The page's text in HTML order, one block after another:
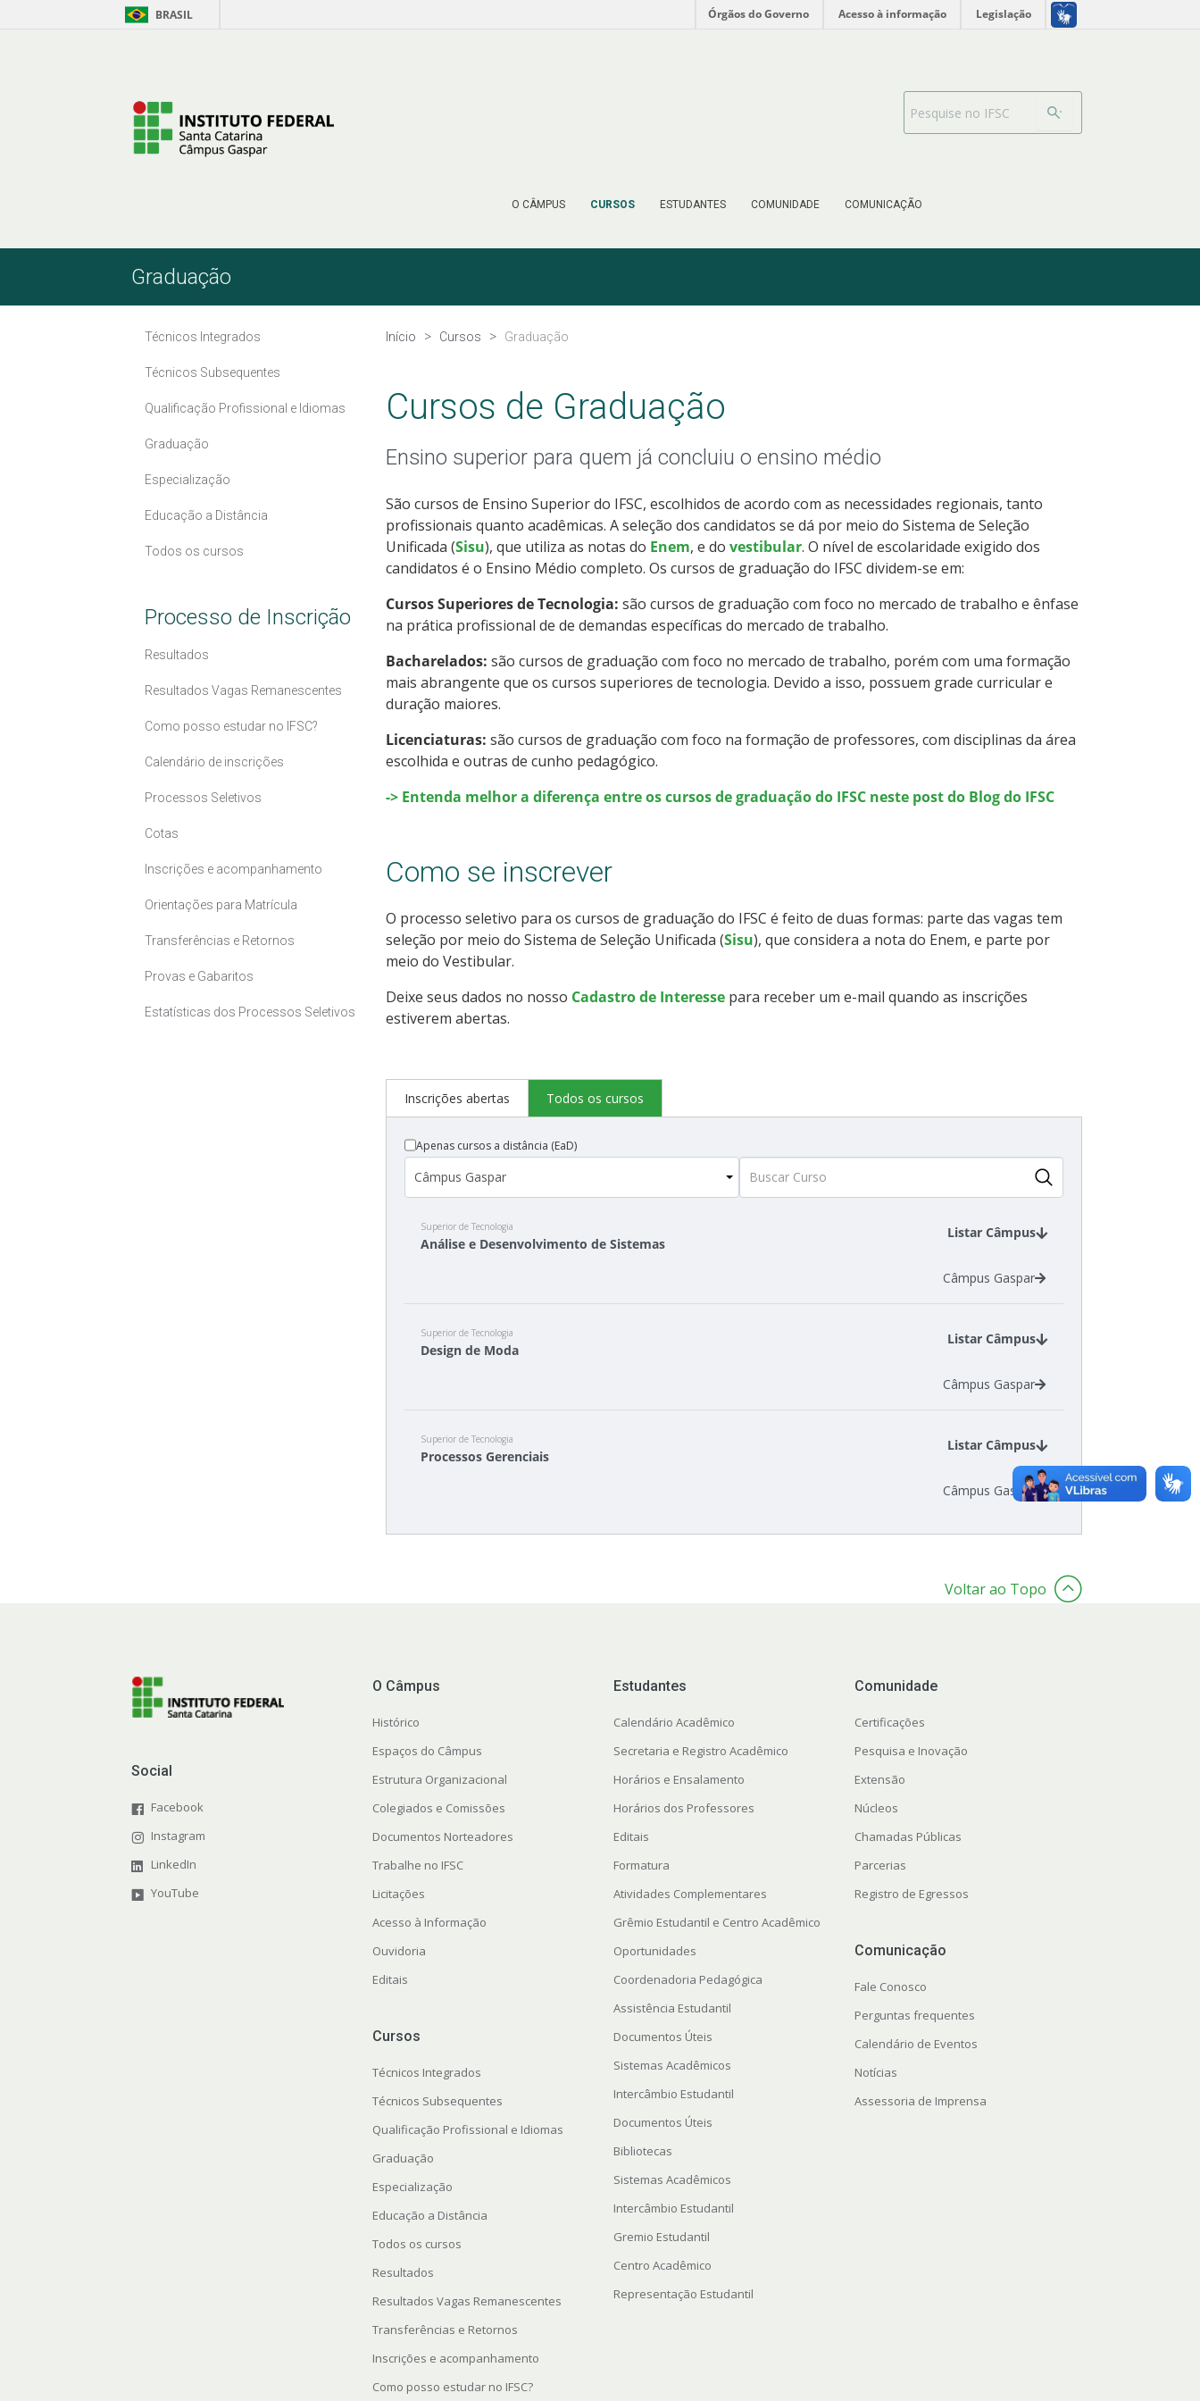
Pular para o Conteúdo BRASIL Órgãos do Governo Acesso à informação Legislação
O CÂMPUS CURSOS ESTUDANTES COMUNIDADE COMUNICAÇÃO
Barra de busca
Graduação
Técnicos Integrados
Técnicos Subsequentes
Qualificação Profissional e Idiomas
Graduação
Especialização
Educação a Distância
Todos os cursos
Processo de Inscrição
Resultados
Resultados Vagas Remanescentes
Como posso estudar no IFSC?
Calendário de inscrições
Processos Seletivos
Cotas
Inscrições e acompanhamento
Orientações para Matrícula
Transferências e Retornos
Provas e Gabaritos
Estatísticas dos Processos Seletivos
Início Cursos Graduação
Cursos de Graduação
Ensino superior para quem já concluiu o ensino médio
São cursos de Ensino Superior do IFSC, escolhidos de acordo com as necessidades regionais, tanto
profissionais quanto acadêmicas. A seleção dos candidatos se dá por meio do Sistema de Seleção
Unificada (Sisu), que utiliza as notas do Enem, e do vestibular. O nível de escolaridade exigido dos
candidatos é o Ensino Médio completo. Os cursos de graduação do IFSC dividem-se em:
Cursos Superiores de Tecnologia: são cursos de graduação com foco no mercado de trabalho e ênfase
na prática profissional de de demandas específicas do mercado de trabalho.
Bacharelados: são cursos de graduação com foco no mercado de trabalho, porém com uma formação
mais abrangente que os cursos superiores de tecnologia. Devido a isso, possuem grade curricular e
duração maiores.
Licenciaturas: são cursos de graduação com foco na formação de professores, com disciplinas da área
escolhida e outras de cunho pedagógico.
-> Entenda melhor a diferença entre os cursos de graduação do IFSC neste post do Blog do IFSC
Como se inscrever
O processo seletivo para os cursos de graduação do IFSC é feito de duas formas: parte das vagas tem
seleção por meio do Sistema de Seleção Unificada (Sisu), que considera a nota do Enem, e parte por
meio do Vestibular.
Deixe seus dados no nosso Cadastro de Interesse para receber um e-mail quando as inscrições
estiverem abertas.
Inscrições abertas Todos os cursos
Apenas cursos a distância (EaD)
Superior de Tecnologia
Análise e Desenvolvimento de Sistemas
Listar Câmpus
Câmpus Gaspar
Superior de Tecnologia
Design de Moda
Listar Câmpus
Câmpus Gaspar
Superior de Tecnologia
Processos Gerenciais
Listar Câmpus
Câmpus Gaspar
Voltar ao Topo
Social
Facebook
Instagram
LinkedIn
YouTube
O Câmpus
Histórico
Espaços do Câmpus
Estrutura Organizacional
Colegiados e Comissões
Documentos Norteadores
Trabalhe no IFSC
Licitações
Acesso à Informação
Ouvidoria
Editais
Cursos
Técnicos Integrados
Técnicos Subsequentes
Qualificação Profissional e Idiomas
Graduação
Especialização
Educação a Distância
Todos os cursos
Resultados
Resultados Vagas Remanescentes
Transferências e Retornos
Inscrições e acompanhamento
Como posso estudar no IFSC?
Estudantes
Calendário Acadêmico
Secretaria e Registro Acadêmico
Horários e Ensalamento
Horários dos Professores
Editais
Formatura
Atividades Complementares
Grêmio Estudantil e Centro Acadêmico
Oportunidades
Coordenadoria Pedagógica
Assistência Estudantil
Documentos Úteis
Sistemas Acadêmicos
Intercâmbio Estudantil
Documentos Úteis
Bibliotecas
Sistemas Acadêmicos
Intercâmbio Estudantil
Gremio Estudantil
Centro Acadêmico
Representação Estudantil
Comunidade
Certificações
Pesquisa e Inovação
Extensão
Núcleos
Chamadas Públicas
Parcerias
Registro de Egressos
Comunicação
Fale Conosco
Perguntas frequentes
Calendário de Eventos
Notícias
Assessoria de Imprensa